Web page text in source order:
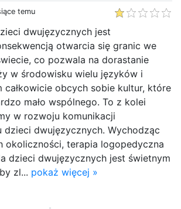
temu
dwujęzycznych jest
otwarcia się granic we
co pozwala na dorastanie
w środowisku wielu języków i
całkowicie obcych sobie kultur, które
mało wspólnego. To z kolei
w rozwoju komunikacji
dzieci dwujęzycznych. Wychodząc
okoliczności, terapia logopedyczna
dzieci dwujęzycznych jest świetnym
zl... pokaż więcej »